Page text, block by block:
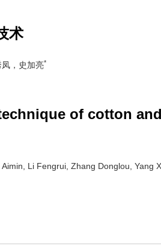
术
，史加亮*
of cotton
Li Fengrui, Zhang Donglou, Yang